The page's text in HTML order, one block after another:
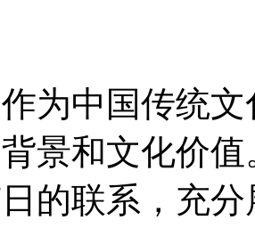
为中国传统
景和文化价
的联系，充